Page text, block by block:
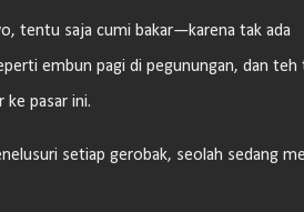
tentu saja cumi bakar—karena tak ada
embun pagi di pegunungan, dan teh
ke pasar ini.
setiap gerobak, seolah sedang